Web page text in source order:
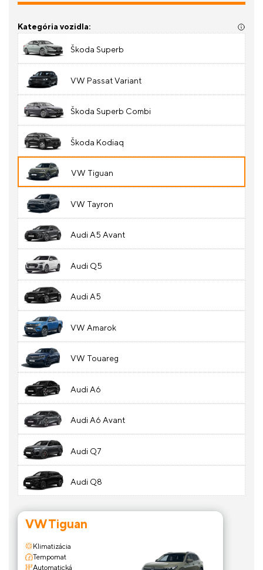
Kategória vozidla:
Škoda Superb
VW Passat Variant
Škoda Superb Combi
Škoda Kodiaq
VW Tiguan
VW Tayron
Audi A5 Avant
Audi Q5
Audi A5
VW Amarok
VW Touareg
Audi A6
Audi A6 Avant
Audi Q7
Audi Q8
VW Tiguan
Klimatizácia
Tempomat
Automatická